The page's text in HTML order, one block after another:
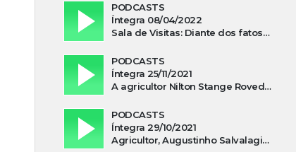
PODCASTS
Íntegra 08/04/2022
Sala de Visitas: Diante dos fatos que influenciam a economia o que podemos esperar de 2022
PODCASTS
Íntegra 25/11/2021
A agricultor Nilton Stange Roveda, afirma ter recebido ajuda espiritual durante acidente
PODCASTS
Íntegra 29/10/2021
Agricultor, Augustinho Salvalagio, relata sobre aparição do Cavaleiro Negro no Rio das Furnas